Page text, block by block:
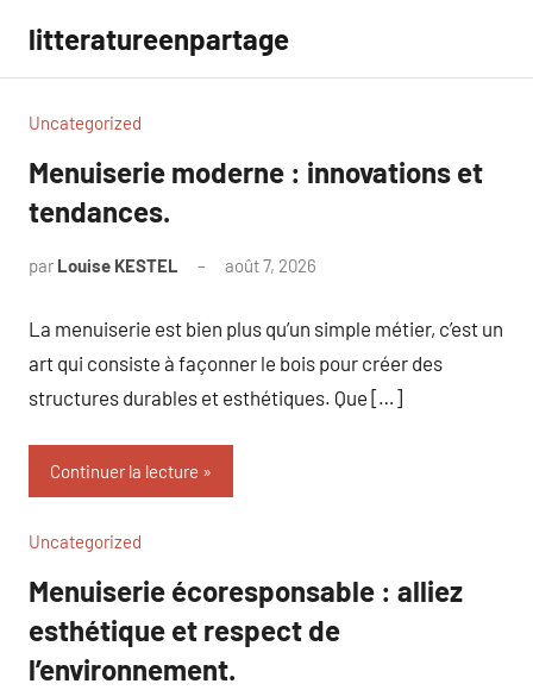
contenu
litteratureenpartage
Uncategorized
Menuiserie moderne : innovations et
tendances.
par Louise KESTEL août 7, 2026
La menuiserie est bien plus qu’un simple métier, c’est un
art qui consiste à façonner le bois pour créer des
structures durables et esthétiques. Que […]
Continuer la lecture
Uncategorized
Menuiserie écoresponsable : alliez
esthétique et respect de
l’environnement.